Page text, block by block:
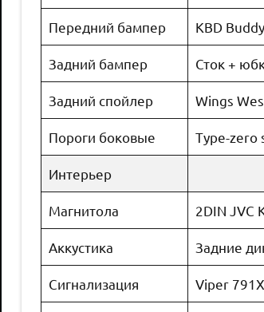
Передний бампер KBD
Задний бампер Сток +
Задний спойлер Wings
Пороги боковые Type-zero
Интерьер
Магнитола 2DIN JVC
Аккустика Задние
Сигнализация Viper